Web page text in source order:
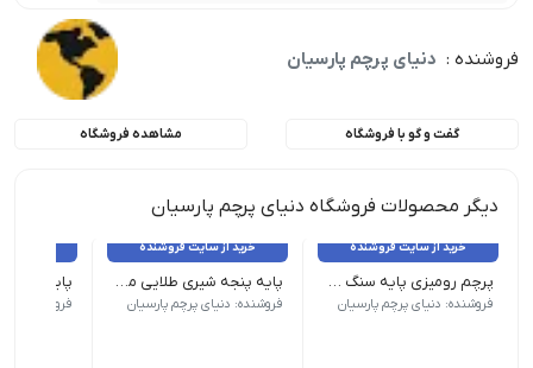
فروشنده : دنیای پرچم پارسیان
گفت و گو با فروشگاه مشاهده فروشگاه
دیگر محصولات فروشگاه دنیای پرچم پارسیان
خرید از سایت فروشنده
پرچم رومیزی پایه سنگ ساتن براق دور لیزر ملل
فروشنده: دنیای پرچم پارسیان
خرید از سایت فروشنده
پایه پنجه شیری طلایی ممتاز
*میله قابل تنظیم ارتفاع تا 240 س.م | قطر پایه : 30 س.م | تعداد : زیر 5 عدد
فروشنده: دنیای پرچم پارسیان
پایه
*میله قابل تنظیم
فروشنده: